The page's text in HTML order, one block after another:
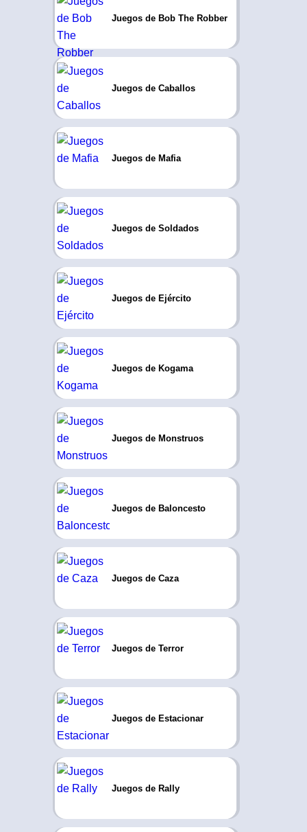
Juegos de Bob The Robber
Juegos de Caballos
Juegos de Mafia
Juegos de Soldados
Juegos de Ejército
Juegos de Kogama
Juegos de Monstruos
Juegos de Baloncesto
Juegos de Caza
Juegos de Terror
Juegos de Estacionar
Juegos de Rally